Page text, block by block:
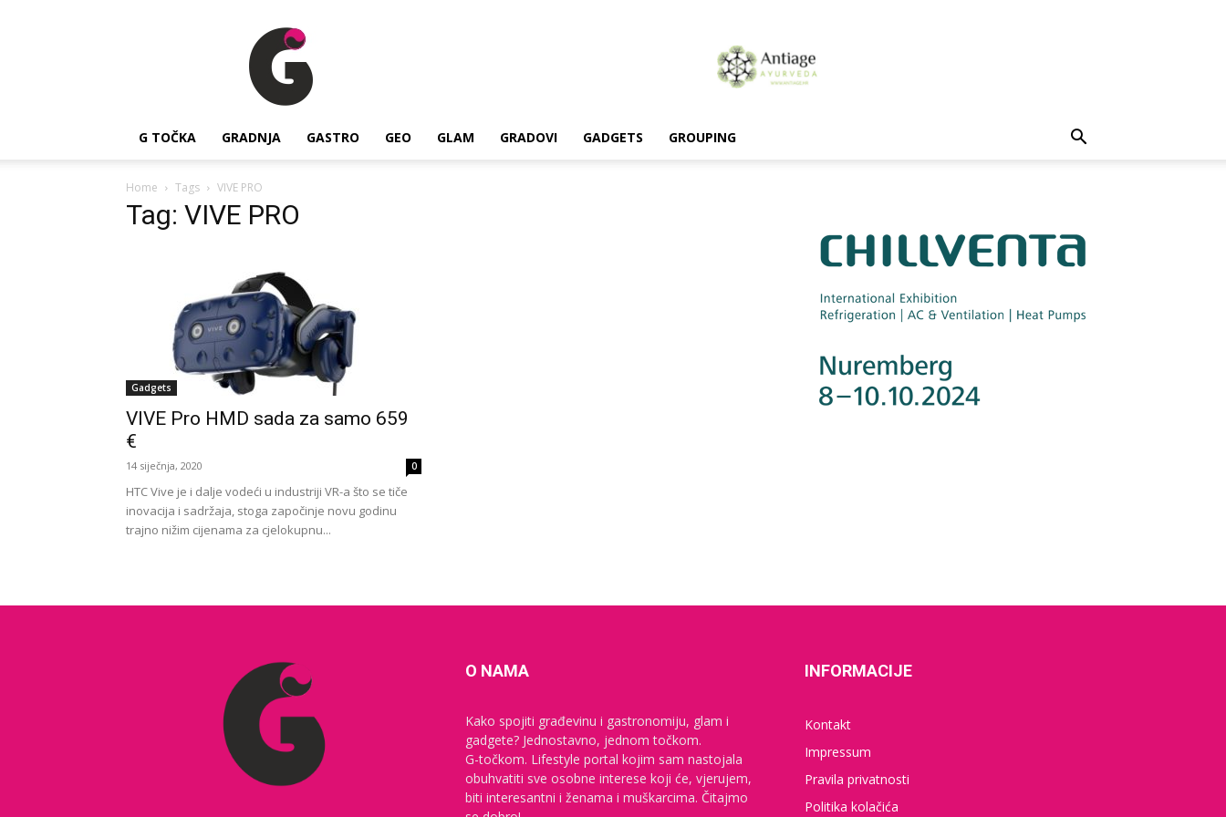
G
Točka
G TOČKA GRADNJA GASTRO GEO GLAM GRADOVI GADGETS GROUPING
Home Tags VIVE PRO
Tag: VIVE PRO
Gadgets
VIVE Pro HMD sada za samo 659
€
14 siječnja, 2020 0
HTC Vive je i dalje vodeći u industriji VR-a što se tiče
inovacija i sadržaja, stoga započinje novu godinu
trajno nižim cijenama za cjelokupnu...
O NAMA
Kako spojiti građevinu i gastronomiju, glam i
gadgete? Jednostavno, jednom točkom.
G-točkom. Lifestyle portal kojim sam nastojala
obuhvatiti sve osobne interese koji će, vjerujem,
biti interesantni i ženama i muškarcima. Čitajmo
INFORMACIJE
Kontakt
Impressum
Pravila privatnosti
Politika kolačića